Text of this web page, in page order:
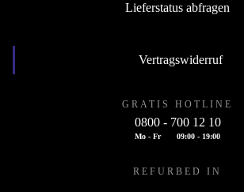
Lieferstatus abfragen
Vertragswiderruf
GRATIS HOTLINE
0800 - 700 12 10
Mo - Fr 09:00 - 19:00
REFURBED IN